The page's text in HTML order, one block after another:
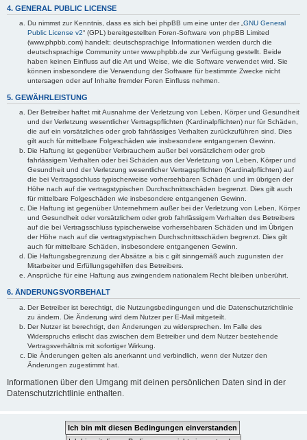
4. GENERAL PUBLIC LICENSE
Du nimmst zur Kenntnis, dass es sich bei phpBB um eine unter der „ GNU General
Public License v2“ (GPL) bereitgestellten Foren-Software von phpBB Limited
(www.phpbb.com) handelt; deutschsprachige Informationen werden durch die
deutschsprachige Community unter www.phpbb.de zur Verfügung gestellt. Beide
haben keinen Einfluss auf die Art und Weise, wie die Software verwendet wird. Sie
können insbesondere die Verwendung der Software für bestimmte Zwecke nicht
untersagen oder auf Inhalte fremder Foren Einfluss nehmen.
5. GEWÄHRLEISTUNG
Der Betreiber haftet mit Ausnahme der Verletzung von Leben, Körper und Gesundheit
und der Verletzung wesentlicher Vertragspflichten (Kardinalpflichten) nur für Schäden,
die auf ein vorsätzliches oder grob fahrlässiges Verhalten zurückzuführen sind. Dies
gilt auch für mittelbare Folgeschäden wie insbesondere entgangenen Gewinn.
Die Haftung ist gegenüber Verbrauchern außer bei vorsätzlichem oder grob
fahrlässigem Verhalten oder bei Schäden aus der Verletzung von Leben, Körper und
Gesundheit und der Verletzung wesentlicher Vertragspflichten (Kardinalpflichten) auf
die bei Vertragsschluss typischerweise vorhersehbaren Schäden und im übrigen der
Höhe nach auf die vertragstypischen Durchschnittsschäden begrenzt. Dies gilt auch
für mittelbare Folgeschäden wie insbesondere entgangenen Gewinn.
Die Haftung ist gegenüber Unternehmern außer bei der Verletzung von Leben, Körper
und Gesundheit oder vorsätzlichem oder grob fahrlässigem Verhalten des Betreibers
auf die bei Vertragsschluss typischerweise vorhersehbaren Schäden und im Übrigen
der Höhe nach auf die vertragstypischen Durchschnittsschäden begrenzt. Dies gilt
auch für mittelbare Schäden, insbesondere entgangenen Gewinn.
Die Haftungsbegrenzung der Absätze a bis c gilt sinngemäß auch zugunsten der
Mitarbeiter und Erfüllungsgehilfen des Betreibers.
Ansprüche für eine Haftung aus zwingendem nationalem Recht bleiben unberührt.
6. ÄNDERUNGSVORBEHALT
Der Betreiber ist berechtigt, die Nutzungsbedingungen und die Datenschutzrichtlinie
zu ändern. Die Änderung wird dem Nutzer per E-Mail mitgeteilt.
Der Nutzer ist berechtigt, den Änderungen zu widersprechen. Im Falle des
Widerspruchs erlischt das zwischen dem Betreiber und dem Nutzer bestehende
Vertragsverhältnis mit sofortiger Wirkung.
Die Änderungen gelten als anerkannt und verbindlich, wenn der Nutzer den
Änderungen zugestimmt hat.
Informationen über den Umgang mit deinen persönlichen Daten sind in der
Datenschutzrichtlinie enthalten.